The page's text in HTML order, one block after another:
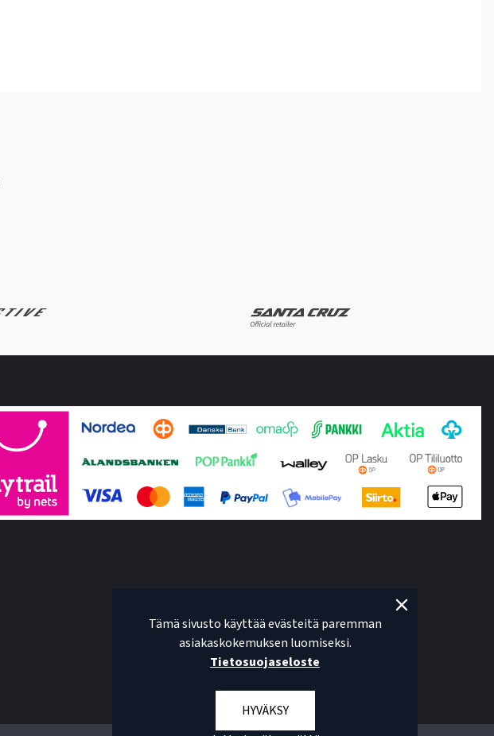
Tämä sivusto käyttää evästeitä paremman
asiakaskokemuksen luomiseksi.
Tietosuojaseloste
HYVÄKSY